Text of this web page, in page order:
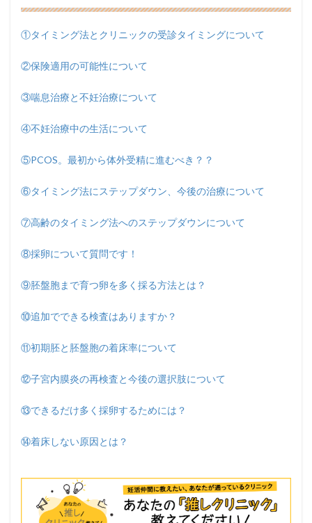
①タイミング法とクリニックの受診タイミングについて
②保険適用の可能性について
③喘息治療と不妊治療について
④不妊治療中の生活について
⑤PCOS。最初から体外受精に進むべき？？
⑥タイミング法にステップダウン、今後の治療について
⑦高齢のタイミング法へのステップダウンについて
⑧採卵について質問です！
⑨胚盤胞まで育つ卵を多く採る方法とは？
⑩追加でできる検査はありますか？
⑪初期胚と胚盤胞の着床率について
⑫子宮内膜炎の再検査と今後の選択肢について
⑬できるだけ多く採卵するためには？
⑭着床しない原因とは？